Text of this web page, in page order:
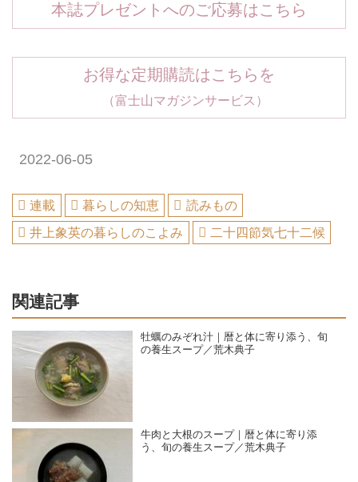
本誌プレゼントへのご応募はこちら
お得な定期購読はこちらを
（富士山マガジンサービス）
2022-06-05
連載 暮らしの知恵
読みもの
井上象英の暮らしのこよみ
二十四節気七十二候
関連記事
牡蠣のみぞれ汁｜暦と体に寄り添う、旬
の養生スープ／荒木典子
牛肉と大根のスープ｜暦と体に寄り添
う、旬の養生スープ／荒木典子